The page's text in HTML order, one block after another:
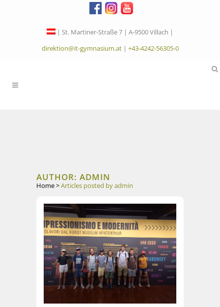
| St. Martiner-Straße 7 | A-9500 Villach |
direktion@it-gymnasium.at| +43-4242-56305-0
AUTHOR: ADMIN
Home>Articles posted by admin